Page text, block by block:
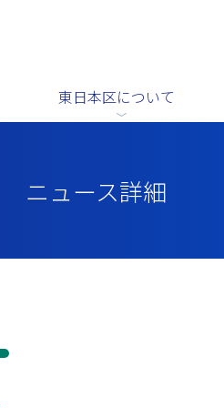
東日本区について
ニュース詳細